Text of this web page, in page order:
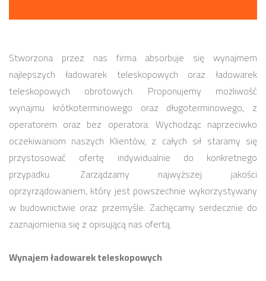
Stworzona przez nas firma absorbuje się wynajmem
najlepszych ładowarek teleskopowych oraz ładowarek
teleskopowych obrotowych. Proponujemy możliwość
wynajmu krótkoterminowego oraz długoterminowego, z
operatorem oraz bez operatora. Wychodząc naprzeciwko
oczekiwaniom naszych Klientów, z całych sił staramy się
przystosować ofertę indywidualnie do konkretnego
przypadku. Zarządzamy najwyższej jakości
oprzyrządowaniem, który jest powszechnie wykorzystywany
w budownictwie oraz przemyśle. Zachęcamy serdecznie do
zaznajomienia się z opisującą nas ofertą.
Wynajem ładowarek teleskopowych